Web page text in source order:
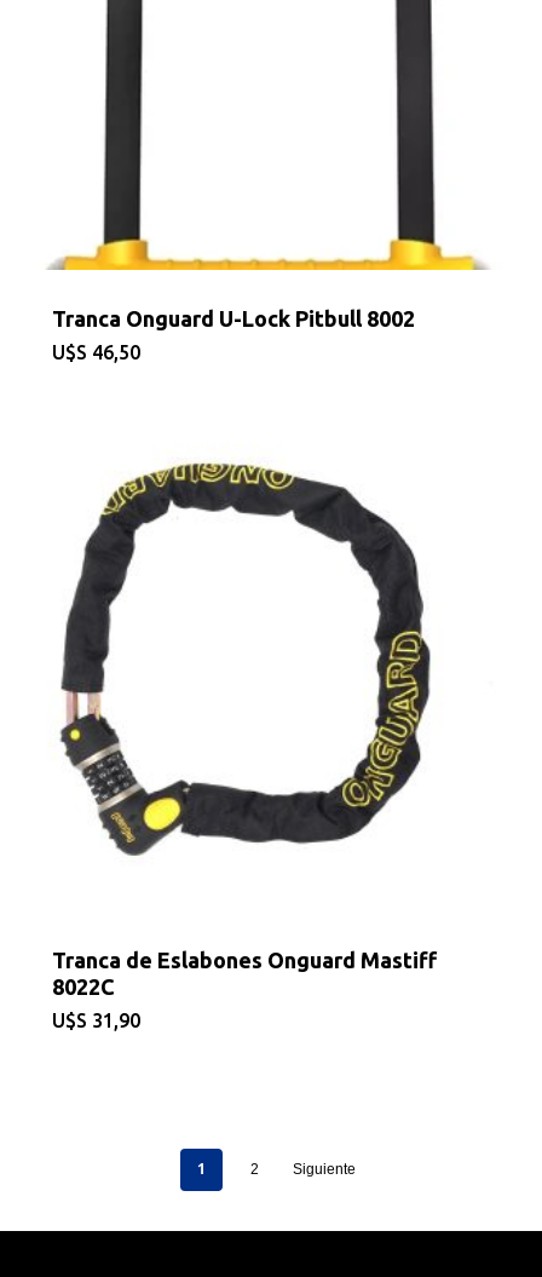
Tranca Onguard U-Lock Pitbull 8002
$ 46,50
Tranca de Eslabones Onguard Mastiff
8022C
$ 31,90
1 2 Siguiente